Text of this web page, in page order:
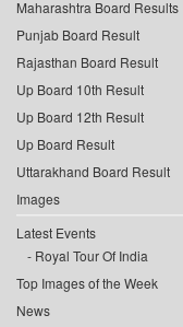
Maharashtra Board Results
Punjab Board Result
Rajasthan Board Result
Up Board 10th Result
Up Board 12th Result
Up Board Result
Uttarakhand Board Result
Images
Latest Events
Royal Tour Of India
Top Images of the Week
News